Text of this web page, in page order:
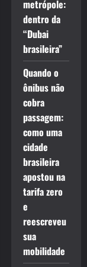
metrópole:
dentro da
“Dubai
brasileira”
Quando o
ônibus não
cobra
passagem:
como uma
cidade
brasileira
apostou na
tarifa zero
e
reescreveu
sua
mobilidade